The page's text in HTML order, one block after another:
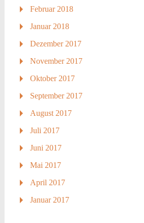
Februar 2018
Januar 2018
Dezember 2017
November 2017
Oktober 2017
September 2017
August 2017
Juli 2017
Juni 2017
Mai 2017
April 2017
Januar 2017